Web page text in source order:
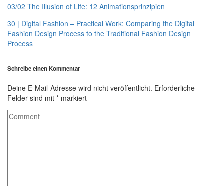
03/02 The Illusion of Life: 12 Animationsprinzipien
30 | Digital Fashion – Practical Work: Comparing the Digital
Fashion Design Process to the Traditional Fashion Design
Process
Schreibe einen Kommentar
Deine E-Mail-Adresse wird nicht veröffentlicht. Erforderliche
Felder sind mit * markiert